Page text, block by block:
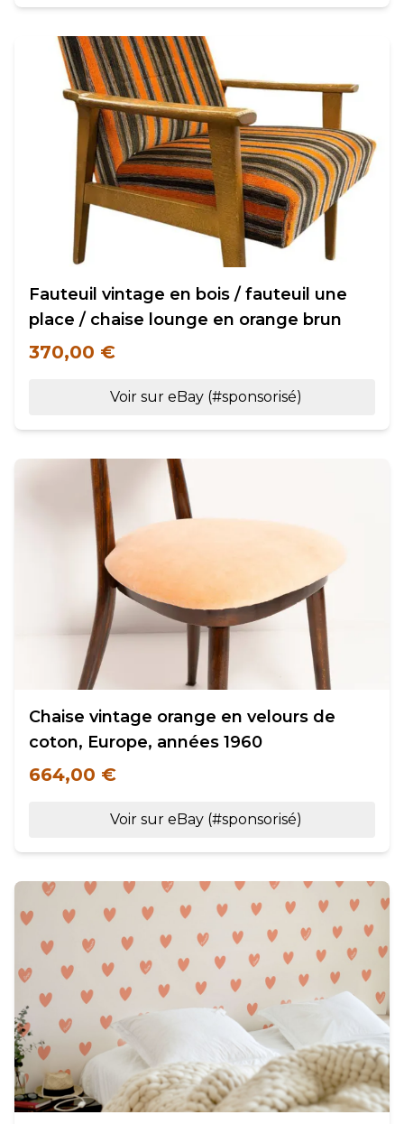
Fauteuil vintage en bois / fauteuil une
place / chaise lounge en orange brun
370,00 €
Voir sur eBay (#sponsorisé)
Chaise vintage orange en velours de
coton, Europe, années 1960
664,00 €
Voir sur eBay (#sponsorisé)